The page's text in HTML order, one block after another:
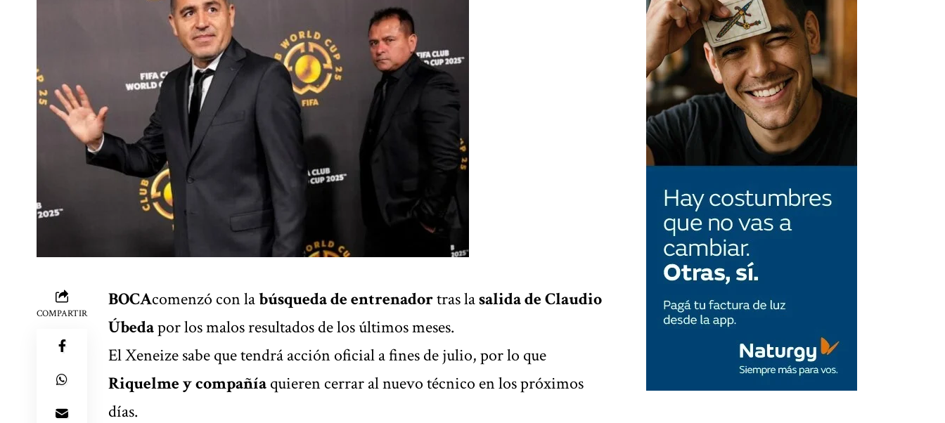
COMPARTIR
BOCAcomenzó con labúsqueda de entrenadortras lasalida de Claudio
Úbedapor los malos resultados de los últimos meses.
El Xeneize sabe que tendrá acción oficial a fines de julio, por lo que
Riquelmey compañíaquieren cerrar al nuevo técnico en los próximos
días.